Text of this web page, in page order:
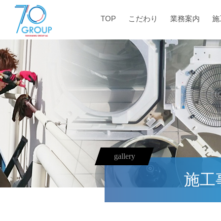
TOP こだわり 業務案内 施
施工
gallery